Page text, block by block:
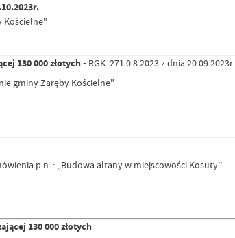
Kościelne"
130 000 złotych - RGK. 271.0.8.2023 z dnia 20.09.2023r.
gminy Zaręby Kościelne"
p.n. : „Budowa altany w miejscowości Kosuty’’
130 000 złotych